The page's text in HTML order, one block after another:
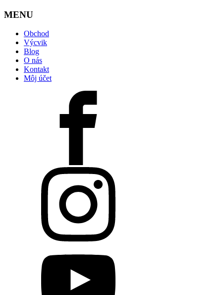
MENU
Obchod
Výcvik
Blog
O nás
Kontakt
Môj účet